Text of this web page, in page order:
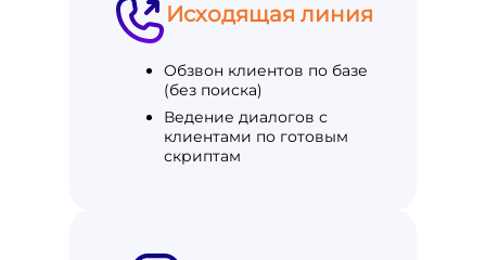
Исходящая линия
Обзвон клиентов по базе
(без поиска)
Ведение диалогов с
клиентами по готовым
скриптам